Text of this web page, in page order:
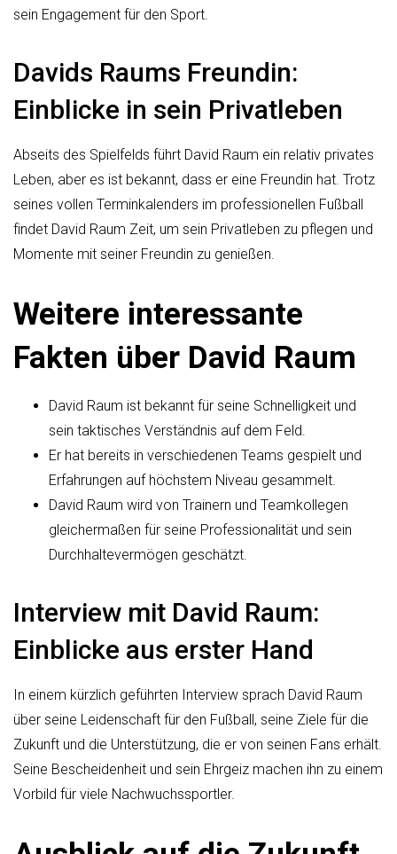
sein Engagement für den Sport.
Davids Raums Freundin:
Einblicke in sein Privatleben
Abseits des Spielfelds führt David Raum ein relativ privates
Leben, aber es ist bekannt, dass er eine Freundin hat. Trotz
seines vollen Terminkalenders im professionellen Fußball
findet David Raum Zeit, um sein Privatleben zu pflegen und
Momente mit seiner Freundin zu genießen.
Weitere interessante
Fakten über David Raum
David Raum ist bekannt für seine Schnelligkeit und
sein taktisches Verständnis auf dem Feld.
Er hat bereits in verschiedenen Teams gespielt und
Erfahrungen auf höchstem Niveau gesammelt.
David Raum wird von Trainern und Teamkollegen
gleichermaßen für seine Professionalität und sein
Durchhaltevermögen geschätzt.
Interview mit David Raum:
Einblicke aus erster Hand
In einem kürzlich geführten Interview sprach David Raum
über seine Leidenschaft für den Fußball, seine Ziele für die
Zukunft und die Unterstützung, die er von seinen Fans erhält.
Seine Bescheidenheit und sein Ehrgeiz machen ihn zu einem
Vorbild für viele Nachwuchssportler.